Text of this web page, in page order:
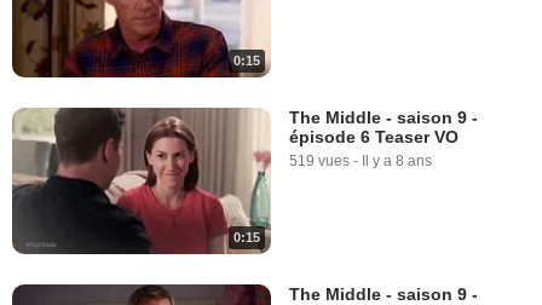
0:15
0:15
The Middle - saison 9 -
épisode 6 Teaser VO
519 vues - Il y a 8 ans
The Middle - saison 9 -